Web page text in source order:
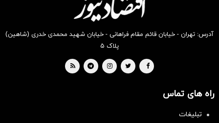
آدرس: تهران - خیابان قائم مقام فراهانی - خیابان شهید محمدی خدری (شاهین)
پلاک ۵
راه های تماس
تبلیغات